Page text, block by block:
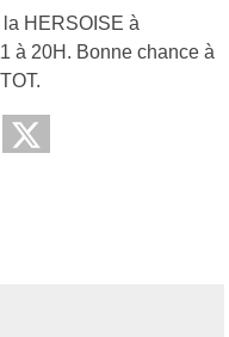
HERSOISE à
à 20H. Bonne chance à